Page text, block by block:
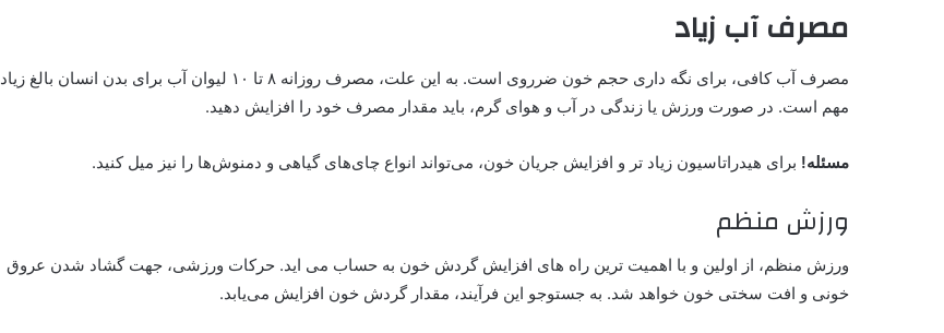
مصرف آب زیاد
مصرف آب کافی، برای نگه داری حجم خون ضرروی است. به این علت، مصرف روزانه ۸ تا ۱۰ لیوان آب برای بدن انسان بالغ زیاد
مهم است. در صورت ورزش یا زندگی در آب‌ و هوای گرم، باید مقدار مصرف خود را افزایش دهید.
مسئله! برای هیدراتاسیون زیاد تر و افزایش جریان خون، می‌تواند انواع چای‌های گیاهی و دمنوش‌ها را نیز میل کنید.
ورزش منظم
ورزش منظم، از اولین و با اهمیت ترین راه های افزایش گردش خون به حساب می اید. حرکات ورزشی، جهت گشاد شدن عروق
خونی و افت سختی خون خواهد شد. به جستوجو این فرآیند، مقدار گردش خون افزایش می‌یابد.